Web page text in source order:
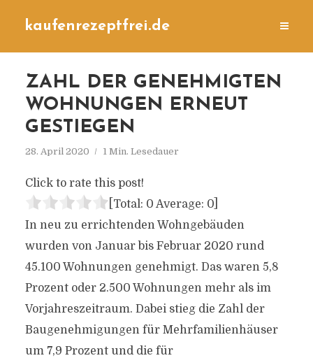
kaufenrezeptfrei.de
ZAHL DER GENEHMIGTEN
WOHNUNGEN ERNEUT
GESTIEGEN
28. April 2020 1 Min. Lesedauer
Click to rate this post!
[Total: 0 Average: 0]
In neu zu errichtenden Wohngebäuden
wurden von Januar bis Februar 2020 rund
45.100 Wohnungen genehmigt. Das waren 5,8
Prozent oder 2.500 Wohnungen mehr als im
Vorjahreszeitraum. Dabei stieg die Zahl der
Baugenehmigungen für Mehrfamilienhäuser
um 7,9 Prozent und die für